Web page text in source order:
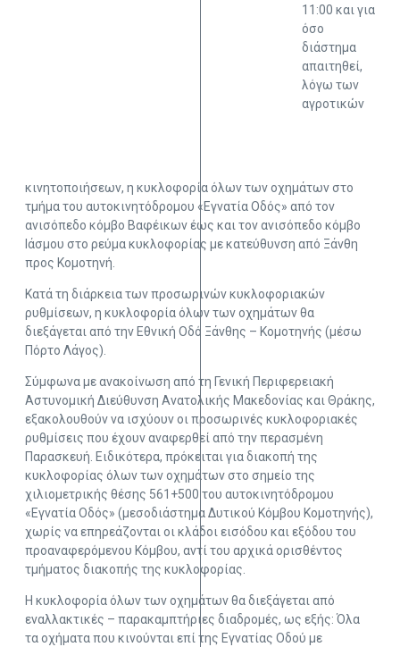
11:00 και για
όσο
διάστημα
απαιτηθεί,
λόγω των
αγροτικών
κινητοποιήσεων, η κυκλοφορία όλων των οχημάτων στο
τμήμα του αυτοκινητόδρομου «Εγνατία Οδός» από τον
ανισόπεδο κόμβο Βαφέικων έως και τον ανισόπεδο κόμβο
Ιάσμου στο ρεύμα κυκλοφορίας με κατεύθυνση από Ξάνθη
προς Κομοτηνή.
Κατά τη διάρκεια των προσωρινών κυκλοφοριακών
ρυθμίσεων, η κυκλοφορία όλων των οχημάτων θα
διεξάγεται από την Εθνική Οδό Ξάνθης – Κομοτηνής (μέσω
Πόρτο Λάγος).
Σύμφωνα με ανακοίνωση από τη Γενική Περιφερειακή
Αστυνομική Διεύθυνση Ανατολικής Μακεδονίας και Θράκης,
εξακολουθούν να ισχύουν οι προσωρινές κυκλοφοριακές
ρυθμίσεις που έχουν αναφερθεί από την περασμένη
Παρασκευή. Ειδικότερα, πρόκειται για διακοπή της
κυκλοφορίας όλων των οχημάτων στο σημείο της
χιλιομετρικής θέσης 561+500 του αυτοκινητόδρομου
«Εγνατία Οδός» (μεσοδιάστημα Δυτικού Κόμβου Κομοτηνής),
χωρίς να επηρεάζονται οι κλάδοι εισόδου και εξόδου του
προαναφερόμενου Κόμβου, αντί του αρχικά ορισθέντος
τμήματος διακοπής της κυκλοφορίας.
Η κυκλοφορία όλων των οχημάτων θα διεξάγεται από
εναλλακτικές – παρακαμπτήριες διαδρομές, ως εξής: Όλα
τα οχήματα που κινούνται επί της Εγνατίας Οδού με